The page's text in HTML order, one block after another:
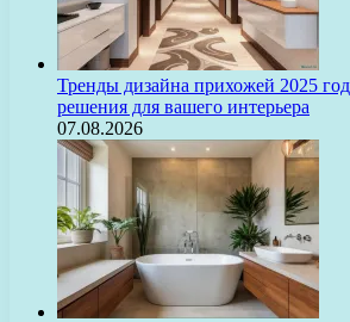
Тренды дизайна прихожей 2025
решения для вашего интерьера
07.08.2026